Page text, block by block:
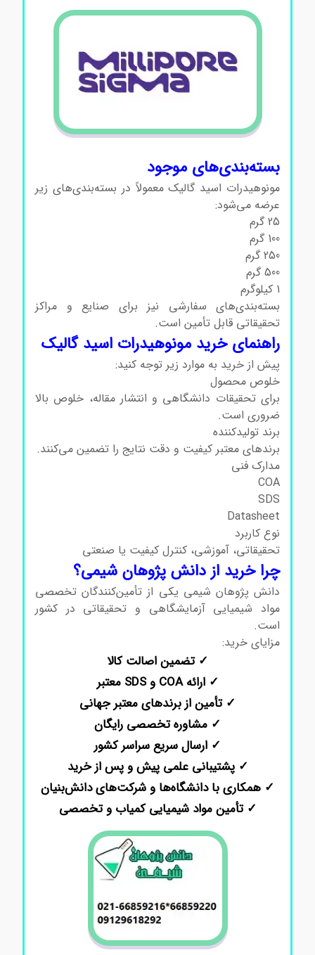
بسته‌بندی‌های موجود
مونوهیدرات اسید گالیک معمولاً در بسته‌بندی‌های زیر
عرضه می‌شود:
250 گرم
500 گرم
بسته‌بندی‌های سفارشی نیز برای صنایع و مراکز
تحقیقاتی قابل تأمین است.
راهنمای خرید مونوهیدرات اسید گالیک
پیش از خرید به موارد زیر توجه کنید:
خلوص محصول
برای تحقیقات دانشگاهی و انتشار مقاله، خلوص بالا
ضروری است.
برند تولیدکننده
برندهای معتبر کیفیت و دقت نتایج را تضمین می‌کنند.
مدارک فنی
COA
SDS
Datasheet
نوع کاربرد
تحقیقاتی، آموزشی، کنترل کیفیت یا صنعتی
چرا خرید از دانش پژوهان شیمی؟
دانش پژوهان شیمی یکی از تأمین‌کنندگان تخصصی
مواد شیمیایی آزمایشگاهی و تحقیقاتی در کشور
است.
مزایای خرید:
✓ تضمین اصالت کالا
✓ ارائه COA و SDS معتبر
✓ تأمین از برندهای معتبر جهانی
✓ مشاوره تخصصی رایگان
✓ ارسال سریع سراسر کشور
✓ پشتیبانی علمی پیش و پس از خرید
✓ همکاری با دانشگاه‌ها و شرکت‌های دانش‌بنیان
✓ تأمین مواد شیمیایی کمیاب و تخصصی